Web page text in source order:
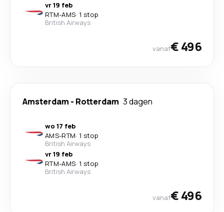
vr 19 feb
RTM-AMS· 1 stop
British Airways
vanaf€ 496
Amsterdam - Rotterdam 3 dagen
wo 17 feb
AMS-RTM· 1 stop
British Airways
vr 19 feb
RTM-AMS· 1 stop
British Airways
vanaf€ 496